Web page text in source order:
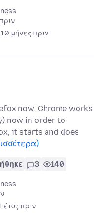
10 μήνες πριν
now. Chrome works
now in order to
it starts and does
3 140
έτος πριν